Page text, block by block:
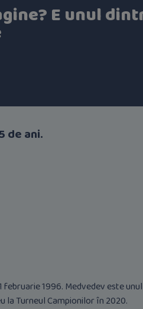
E unul
de ani.
februarie 1996. Medvedev este
la Turneul Campionilor în 2020.